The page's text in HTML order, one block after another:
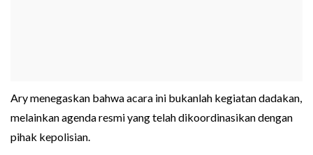
Ary menegaskan bahwa acara ini bukanlah kegiatan dadakan,
melainkan agenda resmi yang telah dikoordinasikan dengan
pihak kepolisian.